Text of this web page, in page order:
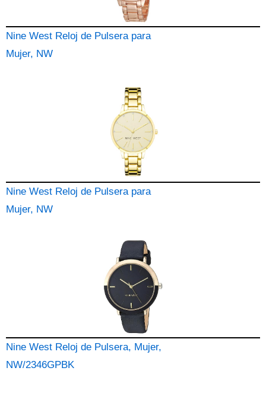
Nine West Reloj de Pulsera para
Mujer, NW
Nine West Reloj de Pulsera para
Mujer, NW
Nine West Reloj de Pulsera, Mujer,
NW/2346GPBK